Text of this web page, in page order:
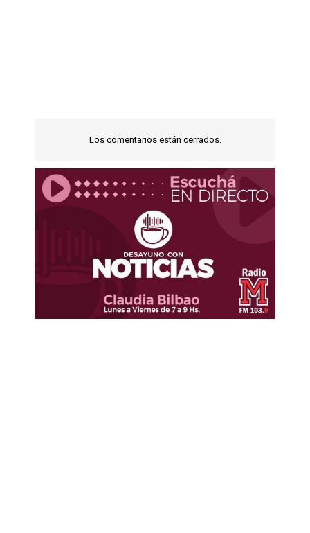
Los comentarios están cerrados.